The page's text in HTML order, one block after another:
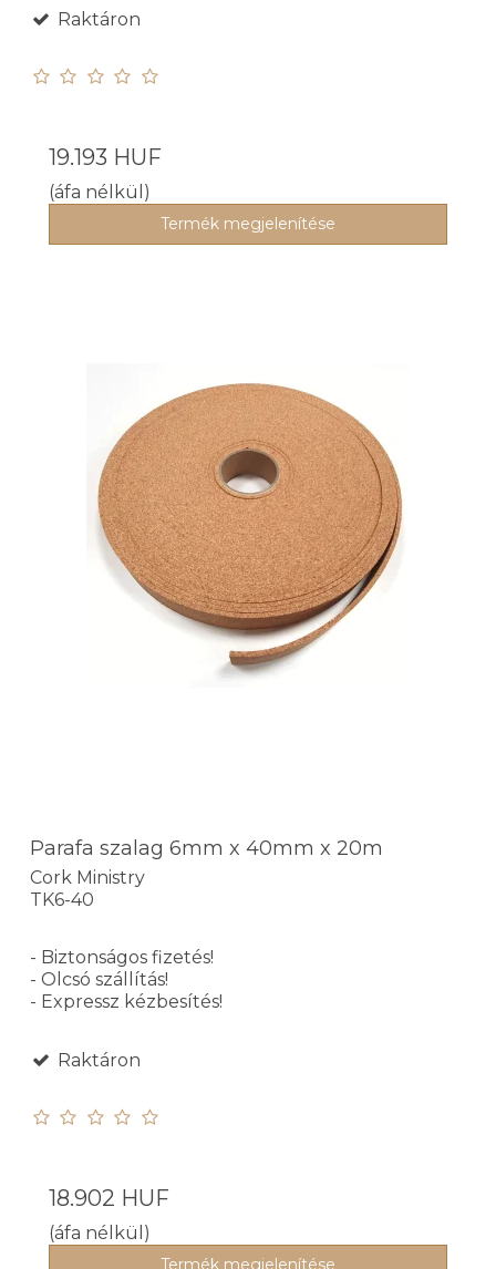
Raktáron
19.193 HUF
(áfa nélkül)
Termék megjelenítése
Parafa szalag 6mm x 40mm x 20m
Cork Ministry
TK6-40
- Biztonságos fizetés!
- Olcsó szállítás!
- Expressz kézbesítés!
Raktáron
18.902 HUF
(áfa nélkül)
Termék megjelenítése